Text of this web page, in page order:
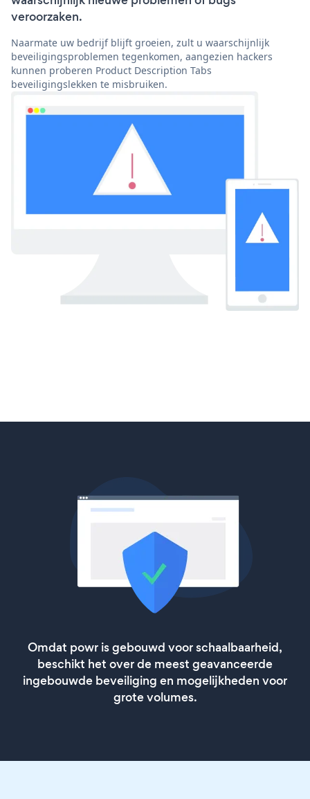
veroorzaken.
Naarmate uw bedrijf blijft groeien, zult u waarschijnlijk
beveiligingsproblemen tegenkomen, aangezien hackers
kunnen proberen Product Description Tabs
beveiligingslekken te misbruiken.
Omdat powr is gebouwd voor schaalbaarheid,
beschikt het over de meest geavanceerde
ingebouwde beveiliging en mogelijkheden voor
grote volumes.